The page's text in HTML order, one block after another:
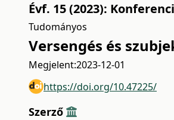
Évf. 15 (2023):
Tudományos
Versengés és
Megjelent:2023-12-01
https://doi.org/10.47225/
Szerző